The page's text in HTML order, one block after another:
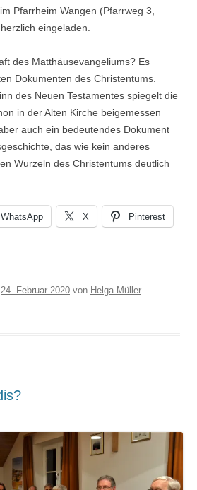
Pfarrheim Wangen (Pfarrweg 3,
eingeladen.
des Matthäusevangeliums? Es
Dokumenten des Christentums.
des Neuen Testamentes spiegelt die
in der Alten Kirche beigemessen
auch ein bedeutendes Dokument
das wie kein anderes
Wurzeln des Christentums deutlich
WhatsApp X Pinterest
24. Februar 2020 von Helga Müller